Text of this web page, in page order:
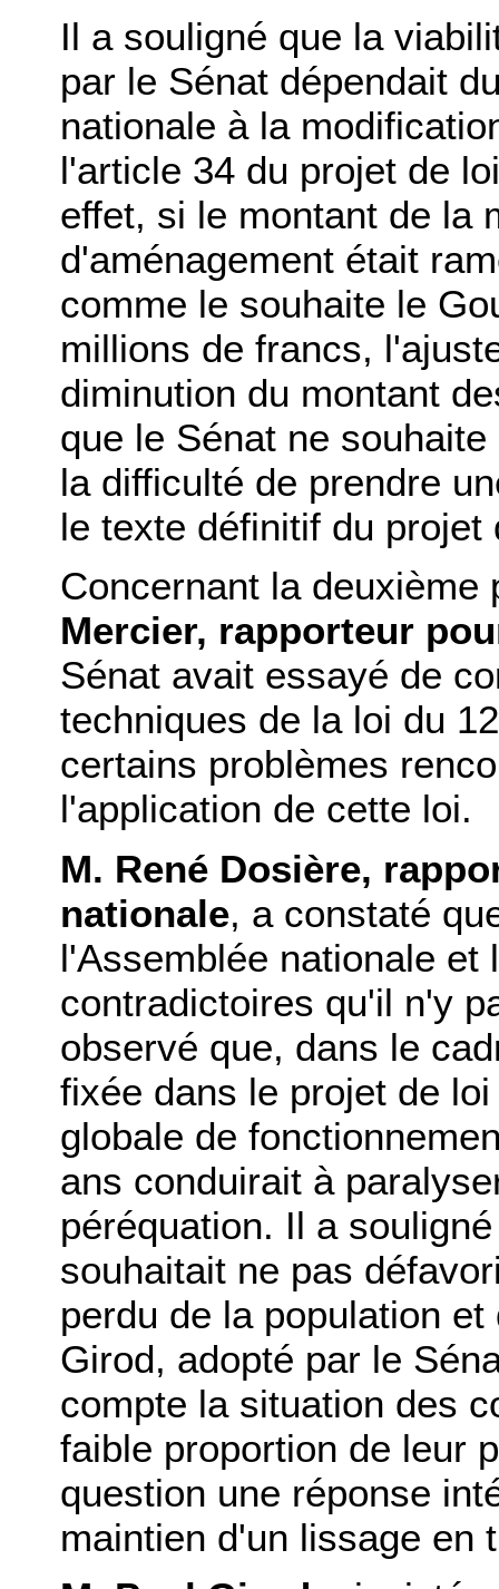
Il a souligné que la
par le Sénat dépendait
nationale à la
l'article 34 du projet de
effet, si le montant de la
d'aménagement était
comme le souhaite le
millions de francs,
diminution du montant
que le Sénat ne
la difficulté de prendre
le texte définitif du
Concernant la
Mercier, rapporteur
Sénat avait essayé de
techniques de la loi du
certains problèmes
l'application de cette loi.
M. René Dosière,
nationale, a constaté
l'Assemblée nationale et
contradictoires qu'il n'y
observé que, dans le
fixée dans le projet de
globale de
ans conduirait à
péréquation. Il a
souhaitait ne pas
perdu de la population
Girod, adopté par le
compte la situation des
faible proportion de leur
question une réponse
maintien d'un lissage en